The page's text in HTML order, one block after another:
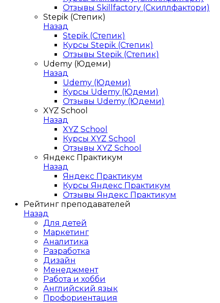
Отзывы Skillfactory (Скиллфактори)
Stepik (Степик)
Назад
Stepik (Степик)
Курсы Stepik (Степик)
Отзывы Stepik (Степик)
Udemy (Юдеми)
Назад
Udemy (Юдеми)
Курсы Udemy (Юдеми)
Отзывы Udemy (Юдеми)
XYZ School
Назад
XYZ School
Курсы XYZ School
Отзывы XYZ School
Яндекс Практикум
Назад
Яндекс Практикум
Курсы Яндекс Практикум
Отзывы Яндекс Практикум
Рейтинг преподавателей
Назад
Для детей
Маркетинг
Аналитика
Разработка
Дизайн
Менеджмент
Работа и хобби
Английский язык
Профориентация